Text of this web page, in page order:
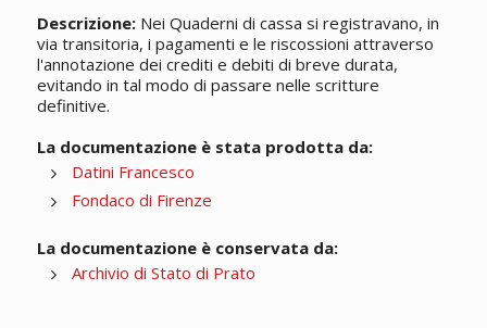
Descrizione:Nei Quaderni di cassa si registravano, in
via transitoria, i pagamenti e le riscossioni attraverso
l'annotazione dei crediti e debiti di breve durata,
evitando in tal modo di passare nelle scritture
definitive.
La documentazione è stata prodotta da:
Datini Francesco
Fondaco di Firenze
La documentazione è conservata da:
Archivio di Stato di Prato